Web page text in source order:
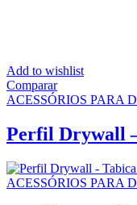
Add to wishlist
Comparar
ACESSÓRIOS PARA
Perfil Drywall
ACESSÓRIOS PARA